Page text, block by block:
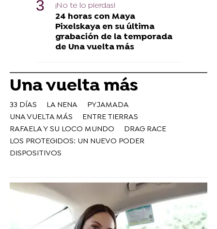
¡No te lo pierdas!
24 horas con Maya
Pixelskaya en su última
grabación de la temporada
de Una vuelta más
Una vuelta más
33 DÍAS LA NENA
PYJAMADA
UNA VUELTA MÁS
ENTRE TIERRAS
RAFAELA Y SU LOCO MUNDO
DRAG RACE
LOS PROTEGIDOS: UN NUEVO PODER
DISPOSITIVOS